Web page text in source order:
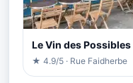
Le Vin des Possibles
★ 4.9/5 · Rue Faidherbe